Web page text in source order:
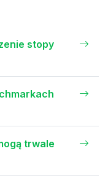
stopy
trwale